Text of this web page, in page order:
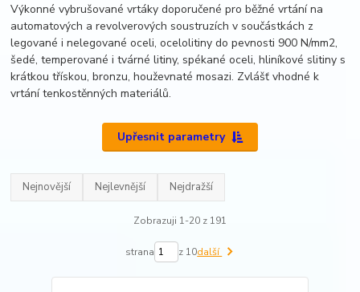
Výkonné vybrušované vrtáky doporučené pro běžné vrtání na
automatových a revolverových soustruzích v součástkách z
legované i nelegované oceli, ocelolitiny do pevnosti 900 N/mm2,
šedé, temperované i tvárné litiny, spékané oceli, hliníkové slitiny s
krátkou třískou, bronzu, houževnaté mosazi. Zvlášť vhodné k
vrtání tenkostěnných materiálů.
Upřesnit parametry
Nejnovější Nejlevnější Nejdražší
Zobrazuji 1-20 z 191
strana z 10další